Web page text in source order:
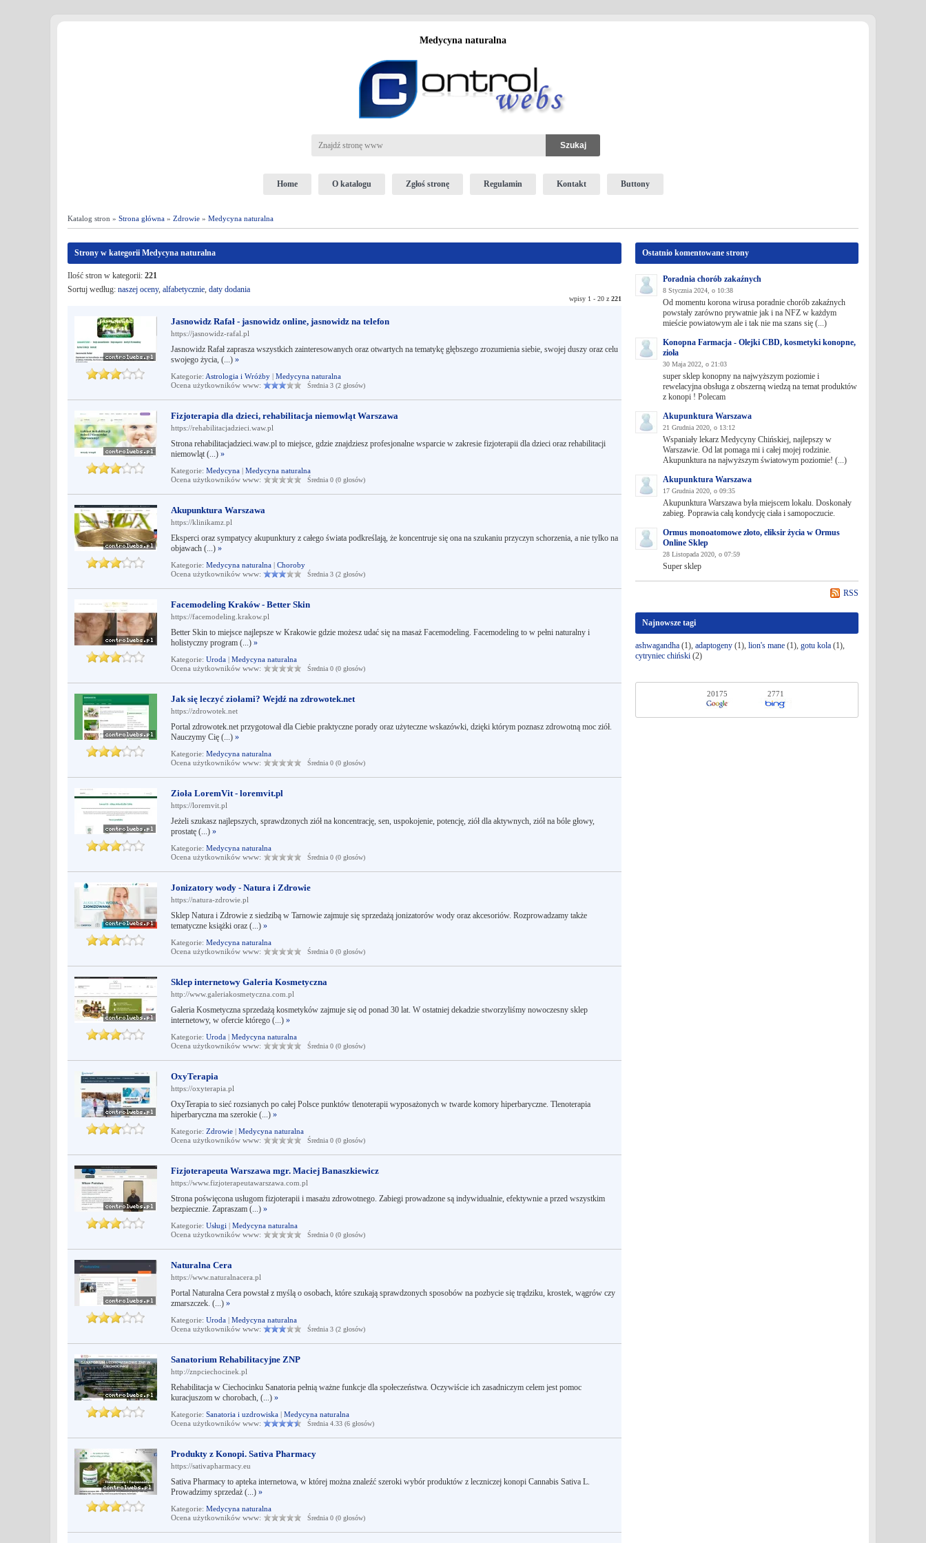
Medycyna naturalna
Home O katalogu Zgłoś stronę Regulamin Kontakt Buttony
Katalog stron » Strona główna » Zdrowie » Medycyna naturalna
Strony w kategorii Medycyna naturalna
Ilość stron w kategorii: 221
Sortuj według: naszej oceny, alfabetycznie, daty dodania
wpisy 1 - 20 z 221
Jasnowidz Rafał - jasnowidz online, jasnowidz na telefon
https://jasnowidz-rafal.pl
Jasnowidz Rafał zaprasza wszystkich zainteresowanych oraz otwartych na tematykę głębszego zrozumienia siebie, swojej duszy oraz celu
swojego życia, (...) »
Kategorie: Astrologia i Wróżby | Medycyna naturalna
Ocena użytkowników www:
Średnia 3 (2 głosów)
Fizjoterapia dla dzieci, rehabilitacja niemowląt Warszawa
https://rehabilitacjadzieci.waw.pl
Strona rehabilitacjadzieci.waw.pl to miejsce, gdzie znajdziesz profesjonalne wsparcie w zakresie fizjoterapii dla dzieci oraz rehabilitacji
niemowląt (...) »
Kategorie: Medycyna | Medycyna naturalna
Ocena użytkowników www:
Średnia 0 (0 głosów)
Akupunktura Warszawa
https://klinikamz.pl
Eksperci oraz sympatycy akupunktury z całego świata podkreślają, że koncentruje się ona na szukaniu przyczyn schorzenia, a nie tylko na
objawach (...) »
Kategorie: Medycyna naturalna | Choroby
Ocena użytkowników www:
Średnia 3 (2 głosów)
Facemodeling Kraków - Better Skin
https://facemodeling.krakow.pl
Better Skin to miejsce najlepsze w Krakowie gdzie możesz udać się na masaż Facemodeling. Facemodeling to w pełni naturalny i
holistyczny program (...) »
Kategorie: Uroda | Medycyna naturalna
Ocena użytkowników www:
Średnia 0 (0 głosów)
Jak się leczyć ziołami? Wejdź na zdrowotek.net
https://zdrowotek.net
Portal zdrowotek.net przygotował dla Ciebie praktyczne porady oraz użyteczne wskazówki, dzięki którym poznasz zdrowotną moc ziół.
Nauczymy Cię (...) »
Kategorie: Medycyna naturalna
Ocena użytkowników www:
Średnia 0 (0 głosów)
Zioła LoremVit - loremvit.pl
https://loremvit.pl
Jeżeli szukasz najlepszych, sprawdzonych ziół na koncentrację, sen, uspokojenie, potencję, ziół dla aktywnych, ziół na bóle głowy,
prostatę (...) »
Kategorie: Medycyna naturalna
Ocena użytkowników www:
Średnia 0 (0 głosów)
Jonizatory wody - Natura i Zdrowie
https://natura-zdrowie.pl
Sklep Natura i Zdrowie z siedzibą w Tarnowie zajmuje się sprzedażą jonizatorów wody oraz akcesoriów. Rozprowadzamy także
tematyczne książki oraz (...) »
Kategorie: Medycyna naturalna
Ocena użytkowników www:
Średnia 0 (0 głosów)
Sklep internetowy Galeria Kosmetyczna
http://www.galeriakosmetyczna.com.pl
Galeria Kosmetyczna sprzedażą kosmetyków zajmuje się od ponad 30 lat. W ostatniej dekadzie stworzyliśmy nowoczesny sklep
internetowy, w ofercie którego (...) »
Kategorie: Uroda | Medycyna naturalna
Ocena użytkowników www:
Średnia 0 (0 głosów)
OxyTerapia
https://oxyterapia.pl
OxyTerapia to sieć rozsianych po całej Polsce punktów tlenoterapii wyposażonych w twarde komory hiperbaryczne. Tlenoterapia
hiperbaryczna ma szerokie (...) »
Kategorie: Zdrowie | Medycyna naturalna
Ocena użytkowników www:
Średnia 0 (0 głosów)
Fizjoterapeuta Warszawa mgr. Maciej Banaszkiewicz
https://www.fizjoterapeutawarszawa.com.pl
Strona poświęcona usługom fizjoterapii i masażu zdrowotnego. Zabiegi prowadzone są indywidualnie, efektywnie a przed wszystkim
bezpiecznie. Zapraszam (...) »
Kategorie: Usługi | Medycyna naturalna
Ocena użytkowników www:
Średnia 0 (0 głosów)
Naturalna Cera
https://www.naturalnacera.pl
Portal Naturalna Cera powstał z myślą o osobach, które szukają sprawdzonych sposobów na pozbycie się trądziku, krostek, wągrów czy
zmarszczek. (...) »
Kategorie: Uroda | Medycyna naturalna
Ocena użytkowników www:
Średnia 3 (2 głosów)
Sanatorium Rehabilitacyjne ZNP
http://znpciechocinek.pl
Rehabilitacja w Ciechocinku Sanatoria pełnią ważne funkcje dla społeczeństwa. Oczywiście ich zasadniczym celem jest pomoc
kuracjuszom w chorobach, (...) »
Kategorie: Sanatoria i uzdrowiska | Medycyna naturalna
Ocena użytkowników www:
Średnia 4.33 (6 głosów)
Produkty z Konopi. Sativa Pharmacy
https://sativapharmacy.eu
Sativa Pharmacy to apteka internetowa, w której można znaleźć szeroki wybór produktów z leczniczej konopi Cannabis Sativa L.
Prowadzimy sprzedaż (...) »
Kategorie: Medycyna naturalna
Ocena użytkowników www:
Średnia 0 (0 głosów)
Ostatnio komentowane strony
Poradnia chorób zakaźnych
8 Stycznia 2024, o 10:38
Od momentu korona wirusa poradnie chorób zakaźnych
powstały zarówno prywatnie jak i na NFZ w każdym
mieście powiatowym ale i tak nie ma szans się (...)
Konopna Farmacja - Olejki CBD, kosmetyki konopne,
zioła
30 Maja 2022, o 21:03
super sklep konopny na najwyższym poziomie i
rewelacyjna obsługa z obszerną wiedzą na temat produktów
z konopi ! Polecam
Akupunktura Warszawa
21 Grudnia 2020, o 13:12
Wspaniały lekarz Medycyny Chińskiej, najlepszy w
Warszawie. Od lat pomaga mi i całej mojej rodzinie.
Akupunktura na najwyższym światowym poziomie! (...)
Akupunktura Warszawa
17 Grudnia 2020, o 09:35
Akupunktura Warszawa była miejscem lokalu. Doskonały
zabieg. Poprawia całą kondycję ciała i samopoczucie.
Ormus monoatomowe złoto, eliksir życia w Ormus
Online Sklep
28 Listopada 2020, o 07:59
Super sklep
RSS
Najnowsze tagi
ashwagandha(1), adaptogeny(1), lion's mane(1), gotu kola(1),
cytryniec chiński(2)
20175 2771